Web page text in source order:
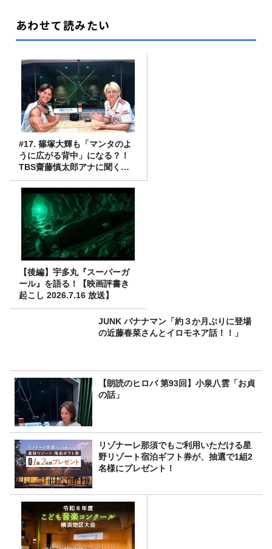
あわせて読みたい
#17. 篠塚大輝も「マンタのよ
うに広がる背中」になる？！
TBS齋藤慎太郎アナに聞くメ
ンズフィジークの魅力！！
【後編】宇多丸『スーパーガ
ール』を語る！【映画評書き
起こし 2026.7.16 放送】
JUNK バナナマン「約３か月ぶりに登場
の近藤春菜さんとイロモネア話！！」
【朗読のヒロバ 第93回】小泉八雲「お貞
の話」
リゾナーレ那須でもご利用いただける星
野リゾート宿泊ギフト券が、抽選で1組2
名様にプレゼント！